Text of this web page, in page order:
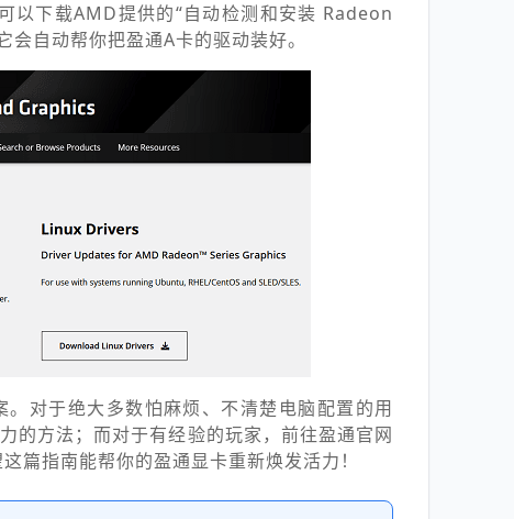
以下载AMD提供的“自动检测和安装 Radeon
自动帮你把盈通A卡的驱动装好。
对于绝大多数怕麻烦、不清楚电脑配置的用
的方法；而对于有经验的玩家，前往盈通官网
篇指南能帮你的盈通显卡重新焕发活力！